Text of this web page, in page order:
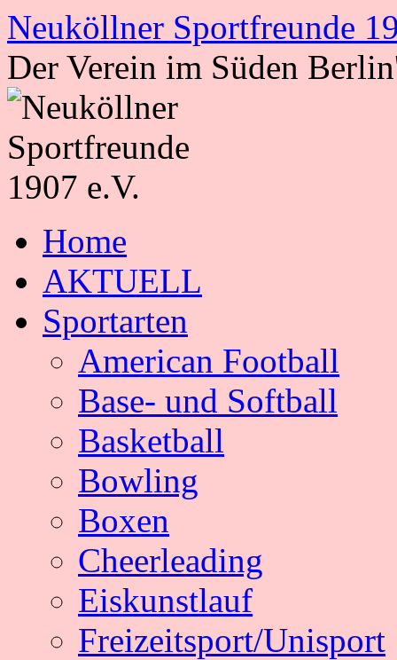
Zum
Inhalt
springen
Neuköllner Sportfreunde
Der Verein im Süden
Home
AKTUELL
Sportarten
American Football
Base- und Softball
Basketball
Bowling
Boxen
Cheerleading
Eiskunstlauf
Freizeitsport/Unisport